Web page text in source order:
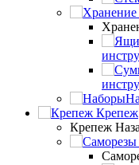
Крепеж
Крепеж